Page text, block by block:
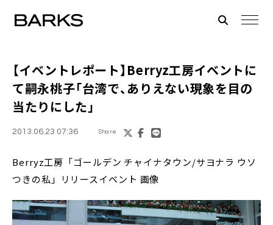
【イベントレポート】 Berryz工房イベントに
て嗣永桃子「台湾で、ありえない現象を目の
当たりにした」
2013.06.23 07:36 Share
Berryz工房「ゴールデン チャイナタウン/サヨナラ ウソ
つきの私」リリースイベント 画像